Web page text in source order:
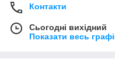
Контакти
Сьогодні вихідний
Показати весь